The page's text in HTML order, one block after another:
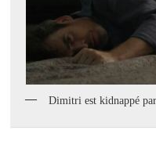
Dimitri est kidnappé